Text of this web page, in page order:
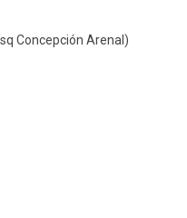
Concepción Arenal)